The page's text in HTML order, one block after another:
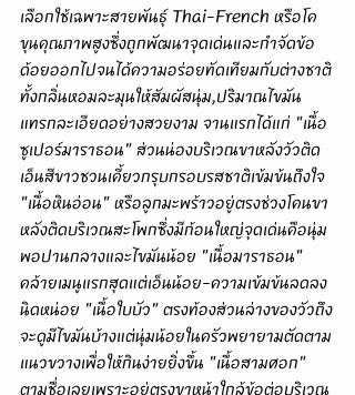
เลือกใช้เฉพาะสายพันธุ์ Thai-French หรือโค
ขุนคุณภาพสูงซึ่งถูกพัฒนาจุดเด่นและกำจัดข้อ
ด้อยออกไปจนได้ความอร่อยทัดเทียมกับต่างชาติ
ทั้งกลิ่นหอมละมุนให้สัมผัสนุ่ม,ปริมาณไขมัน
แทรกละเอียดอย่างสวยงาม จานแรกได้แก่ "เนื้อ
ซูเปอร์มาราธอน" ส่วนน่องบริเวณขาหลังวัวติด
เอ็นสีขาวชวนเคี้ยวกรุบกรอบรสชาติเข้มข้นถึงใจ
"เนื้อหินอ่อน" หรือลูกมะพร้าวอยู่ตรงช่วงโคนขา
หลังติดบริเวณสะโพกซึ่งมีก้อนใหญ่จุดเด่นคือนุ่ม
พอปานกลางและไขมันน้อย "เนื้อมาราธอน"
คล้ายเมนูแรกสุดแต่เอ็นน้อย-ความเข้มข้นลดลง
นิดหน่อย "เนื้อใบบัว" ตรงท้องส่วนล่างของวัวถึง
จะดูมีไขมันบ้างแต่นุ่มน้อยในครัวพยายามตัดตาม
แนวขวางเพื่อให้กินง่ายยิ่งขึ้น "เนื้อสามศอก"
ตามชื่อเลยเพราะอยู่ตรงขาหน้าใกล้ข้อต่อบริเวณ